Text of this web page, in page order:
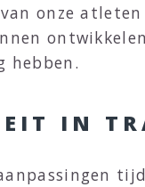
onze
hebben.
IN